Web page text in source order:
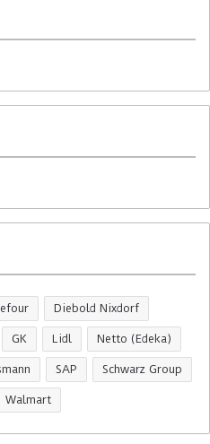
Diebold Nixdorf
GK Lidl Netto (Edeka)
SAP Schwarz Group
Walmart